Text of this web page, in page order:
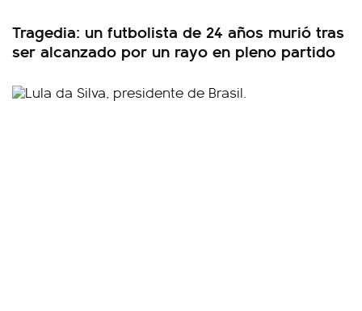
Tragedia: un futbolista de 24 años murió tras
ser alcanzado por un rayo en pleno partido